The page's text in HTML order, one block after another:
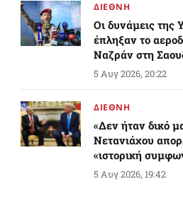
ΔΙΕΘΝΗ
Οι δυνάμεις της
έπληξαν το
Ναζράν στη
ένα τάνκερ
5 Αυγ 2026, 20:22
ΔΙΕΘΝΗ
«Δεν ήταν δικό
Νετανιάχου
«ιστορική
της Γάζας που
5 Αυγ 2026, 19:42